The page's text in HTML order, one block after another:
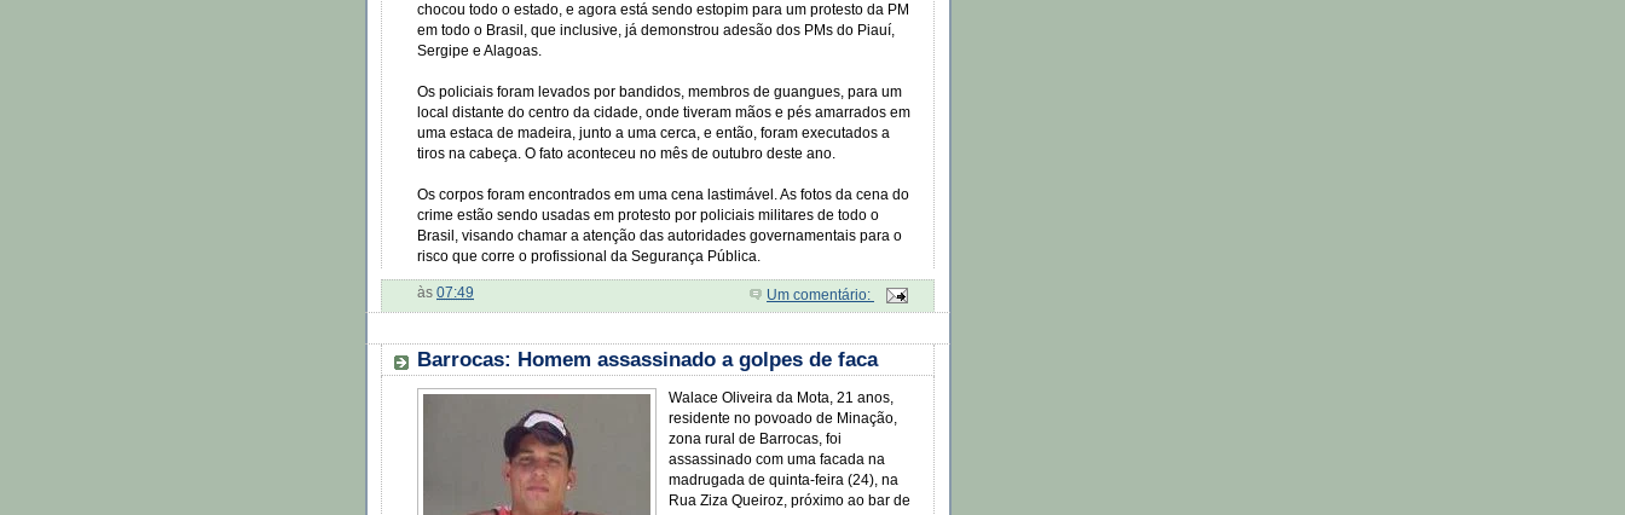
chocou todo o estado, e agora está sendo estopim para um protesto da PM
em todo o Brasil, que inclusive, já demonstrou adesão dos PMs do Piauí,
Sergipe e Alagoas.
Os policiais foram levados por bandidos, membros de guangues, para um
local distante do centro da cidade, onde tiveram mãos e pés amarrados em
uma estaca de madeira, junto a uma cerca, e então, foram executados a
tiros na cabeça. O fato aconteceu no mês de outubro deste ano.
Os corpos foram encontrados em uma cena lastimável. As fotos da cena do
crime estão sendo usadas em protesto por policiais militares de todo o
Brasil, visando chamar a atenção das autoridades governamentais para o
risco que corre o profissional da Segurança Pública.
às 07:49 Um comentário:
Barrocas: Homem assassinado a golpes de faca
Walace Oliveira da Mota, 21 anos,
residente no povoado de Minação,
zona rural de Barrocas, foi
assassinado com uma facada na
madrugada de quinta-feira (24), na
Rua Ziza Queiroz, próximo ao bar de